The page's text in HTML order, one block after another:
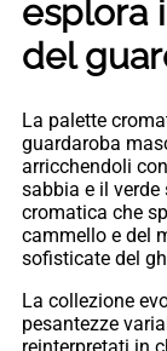
esplora
del
La palette
guardaroba
arricchendoli
sabbia e il
cromatica che
cammello e del
sofisticate del
La collezione
pesantezze
reinterpretati in